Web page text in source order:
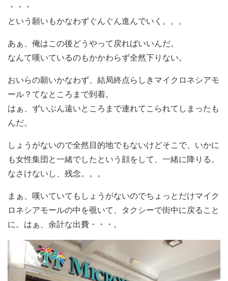
・・・
という願いもかなわずぐんぐん進んでいく。。。
あぁ、俺はこの後どうやって戻ればいいんだ。
なんて嘆いているのもかかわらず全然下りない。
おいらの願いかなわず、結局終点らしき マイクロネシアモ
ール ？てなところまで到着。
はぁ、ずいぶん遠いところまで連れてこられてしまったも
んだ。
しょうがないので全然目的地でもないけどそこで、いかに
も女性集団と一緒でしたという顔をして、一緒に降りる。
なさけないし、残念。。。
まぁ、嘆いていてもしょうがないのでちょっとだけマイク
ロネシアモールの中を覗いて、タクシーで街中に戻ること
に。はぁ、余計な出費・・・。